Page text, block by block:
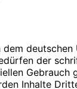
Adresse.
der
Inhalte